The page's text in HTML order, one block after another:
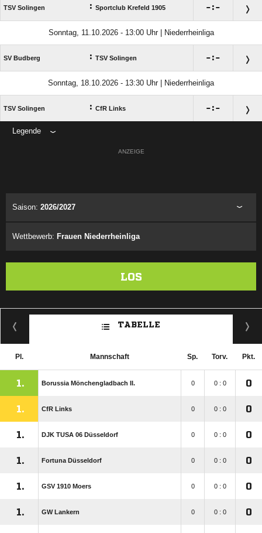
TSV Solingen : Sportclub Krefeld 1905 :
Sonntag, 11.10.2026 - 13:00 Uhr | Niederrheinliga
SV Budberg : TSV Solingen :
Sonntag, 18.10.2026 - 13:30 Uhr | Niederrheinliga
TSV Solingen : CfR Links :
Legende
ANZEIGE
Saison: 2026/2027
Wettbewerb: Frauen Niederrheinliga
LOS
TABELLE
Pl. Mannschaft Sp. Torv. Pkt.
1. Borussia Mönchengladbach II. 0 0 : 0 0
1. CfR Links 0 0 : 0 0
1. DJK TUSA 06 Düsseldorf 0 0 : 0 0
1. Fortuna Düsseldorf 0 0 : 0 0
1. GSV 1910 Moers 0 0 : 0 0
1. GW Lankern 0 0 : 0 0